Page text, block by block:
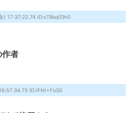
) 17:37:22.74 ID:cT6kq03h0
作者
ID:IFNI+FoS0